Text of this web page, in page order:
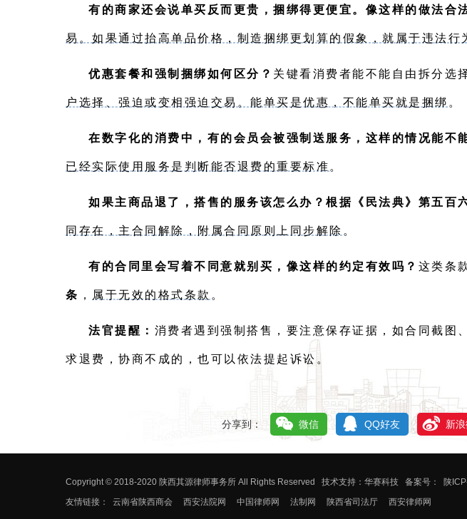
有的商家还会说单买反而更贵，捆绑得更便宜。像这样的做法合
易。如果通过抬高单品价格，制造捆绑更划算的假象，就属于违法行
优惠套餐和强制捆绑如何区分？ 关键看消费者能不能自由拆分选
户选择、强迫或变相强迫交易。能单买是优惠，不能单买就是捆绑 。
在数字化的消费中，有的会员会被强制送服务，这样的情况能不
已经实际使用服务是判断能否退费的重要标准 。
如果主商品退了，搭售的服务该怎么办？根据《民法典》第五百
同存在，主合同解除，附属合同原则上同步解除 。
有的合同里会写着不同意就别买，像这样的约定有效吗？ 这类条
条 ， 属于无效的格式条款 。
法官提醒： 消费者遇到强制搭售，要注意保存证据，如合同截图
求退费，协商不成的，也可以依法提起诉讼。
分享到： 微信 QQ好友 新
Copyright © 2018-2020 陕西其源律师事务所 All Rights Reserved 技术支持：华赛科技 备案号：
陕
友情链接：
云南省陕西商会 西安法院网 中国律师网 法制网 陕西省司法厅 西安律师网